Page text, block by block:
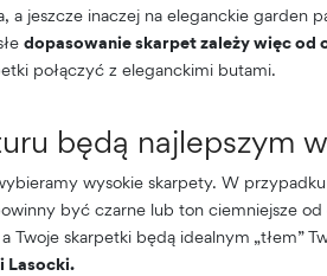
jeszcze inaczej na eleganckie garden
dopasowanie skarpet zależy więc od
połączyć z eleganckimi butami.
będą najlepszym
wysokie skarpety. W
być czarne lub ton ciemniejsze
Twoje skarpetki będą idealnym „tłem”
Lasocki.